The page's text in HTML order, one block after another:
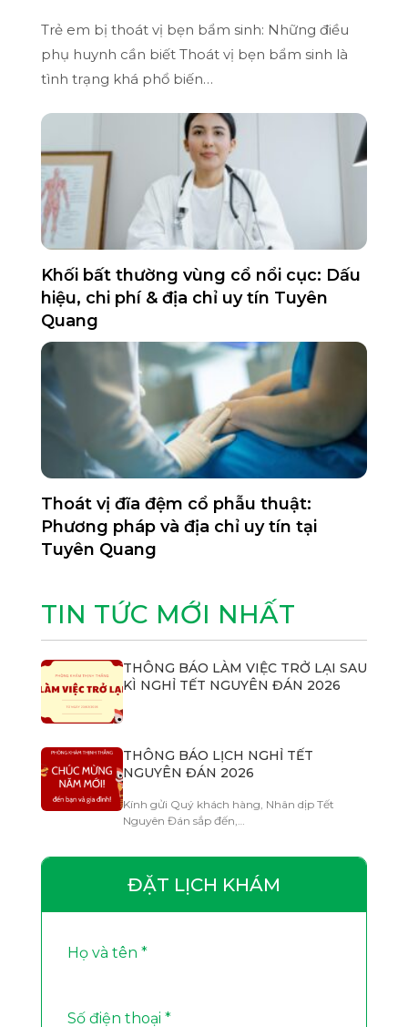
Trẻ em bị thoát vị bẹn bẩm sinh: Những điều
phụ huynh cần biết Thoát vị bẹn bẩm sinh là
tình trạng khá phổ biến…
Khối bất thường vùng cổ nổi cục: Dấu
hiệu, chi phí & địa chỉ uy tín Tuyên
Quang
Thoát vị đĩa đệm cổ phẫu thuật:
Phương pháp và địa chỉ uy tín tại
Tuyên Quang
TIN TỨC MỚI NHẤT
THÔNG BÁO LÀM VIỆC TRỞ LẠI SAU
KÌ NGHỈ TẾT NGUYÊN ĐÁN 2026
THÔNG BÁO LỊCH NGHỈ TẾT
NGUYÊN ĐÁN 2026
Kính gửi Quý khách hàng, Nhân dịp Tết
Nguyên Đán sắp đến,…
ĐẶT LỊCH KHÁM